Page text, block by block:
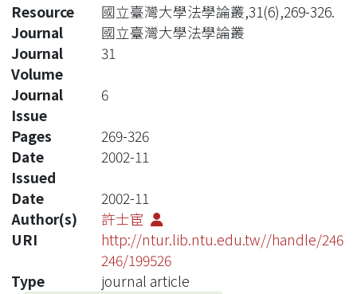
Resource
國立臺灣大學法學論叢,31(6),269-326.
Journal
國立臺灣大學法學論叢
Journal
Volume
31
Journal
Issue
6
Pages
269-326
Date
Issued
2002-11
Date
2002-11
Author(s)
許士宦
URI
http://ntur.lib.ntu.edu.tw//handle/246
246/199526
Type
journal article